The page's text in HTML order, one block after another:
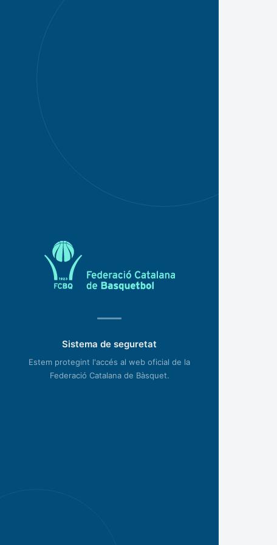
Sistema de seguretat
Estem protegint l'accés al web oficial de la
Federació Catalana de Bàsquet.